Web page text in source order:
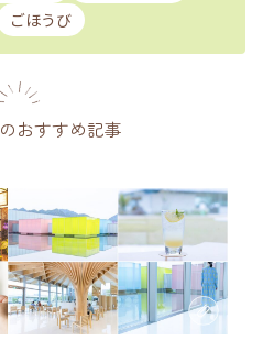
ごほうび
のおすすめ記事